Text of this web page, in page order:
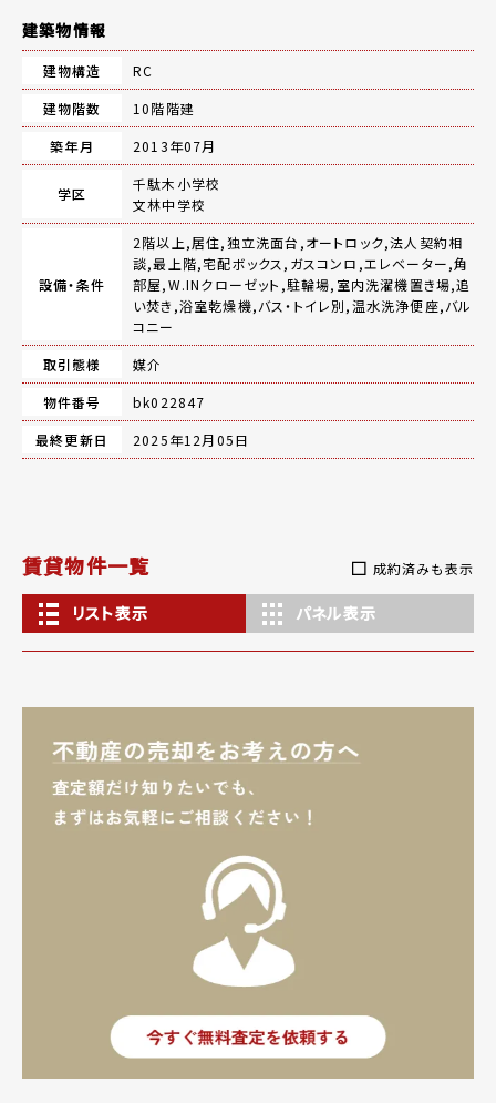
建築物情報
建物構造
RC
建物階数
10階階建
築年月
2013年07月
学区
千駄木小学校
文林中学校
設備・条件
2階以上,居住,独立洗面台,オートロック,法人契約相
談,最上階,宅配ボックス,ガスコンロ,エレベーター,角
部屋,W.INクローゼット,駐輪場,室内洗濯機置き場,追
い焚き,浴室乾燥機,バス・トイレ別,温水洗浄便座,バル
コニー
取引態様
媒介
物件番号
bk022847
最終更新日
2025年12月05日
賃貸物件一覧 成約済みも表示
リスト表示 パネル表示